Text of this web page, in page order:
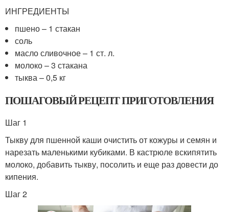
ИНГРЕДИЕНТЫ
пшено – 1 стакан
соль
масло сливочное – 1 ст. л.
молоко – 3 стакана
тыква – 0,5 кг
ПОШАГОВЫЙ РЕЦЕПТ ПРИГОТОВЛЕНИЯ
Шаг 1
Тыкву для пшенной каши очистить от кожуры и семян и
нарезать маленькими кубиками. В кастрюле вскипятить
молоко, добавить тыкву, посолить и еще раз довести до
кипения.
Шаг 2